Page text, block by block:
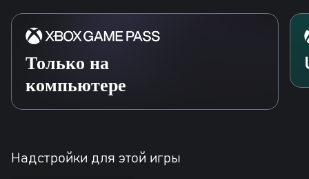
Только на
компьютере
Надстройки для этой игры